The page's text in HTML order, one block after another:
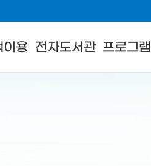
이용 전자도서관 프로그램